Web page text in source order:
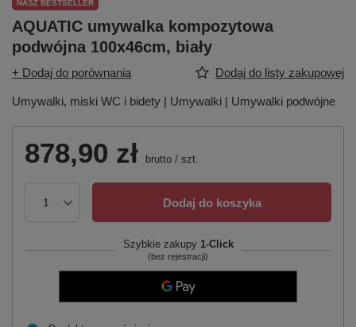
NASZ BESTSELLER
AQUATIC umywalka kompozytowa
podwójna 100x46cm, biały
+ Dodaj do porównania Dodaj do listy zakupowej
Umywalki, miski WC i bidety | Umywalki | Umywalki podwójne
878,90 zł brutto / szt.
Dodaj do koszyka
Szybkie zakupy 1-Click
(bez rejestracji)